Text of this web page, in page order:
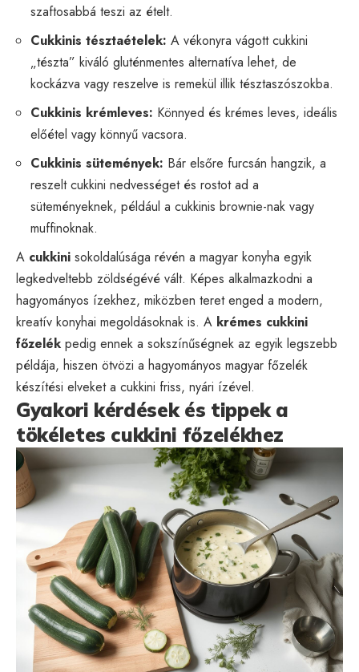
szaftosabbá teszi az ételt.
Cukkinis tésztaételek: A vékonyra vágott cukkini
„tészta” kiváló gluténmentes alternatíva lehet, de
kockázva vagy reszelve is remekül illik tésztaszószokba.
Cukkinis krémleves: Könnyed és krémes leves, ideális
előétel vagy könnyű vacsora.
Cukkinis sütemények: Bár elsőre furcsán hangzik, a
reszelt cukkini nedvességet és rostot ad a
süteményeknek, például a cukkinis brownie-nak vagy
muffinoknak.
A cukkini sokoldalúsága révén a magyar konyha egyik
legkedveltebb zöldségévé vált. Képes alkalmazkodni a
hagyományos ízekhez, miközben teret enged a modern,
kreatív konyhai megoldásoknak is. A krémes cukkini
főzelék pedig ennek a sokszínűségnek az egyik legszebb
példája, hiszen ötvözi a hagyományos magyar főzelék
készítési elveket a cukkini friss, nyári ízével.
Gyakori kérdések és tippek a
tökéletes cukkini főzelékhez